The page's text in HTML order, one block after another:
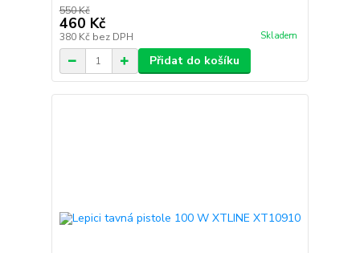
550 Kč
460 Kč
380 Kč bez DPH Skladem
Přidat do košíku